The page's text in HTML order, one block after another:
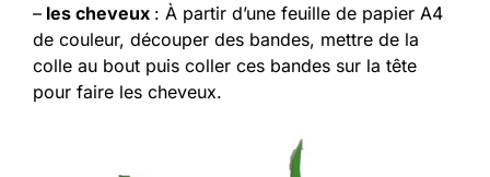
– les cheveux : À partir d’une feuille de papier A4
de couleur, découper des bandes, mettre de la
colle au bout puis coller ces bandes sur la tête
pour faire les cheveux.